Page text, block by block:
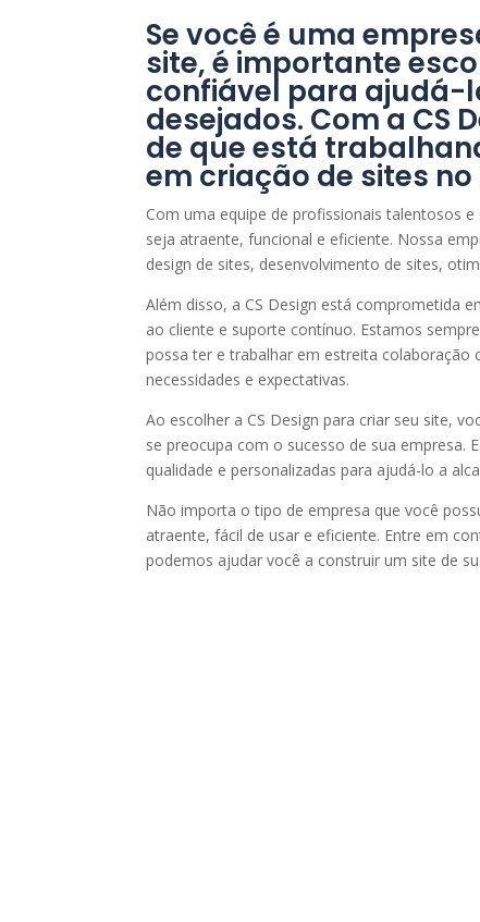
Se você é uma
site, é importante
confiável para ajudá-
desejados. Com a CS
de que está
em criação de sites no
Com uma equipe de profissionais talentosos
seja atraente, funcional e eficiente. Nossa
design de sites, desenvolvimento de sites,
Além disso, a CS Design está comprometida
ao cliente e suporte contínuo. Estamos
possa ter e trabalhar em estreita colaboração
necessidades e expectativas.
Ao escolher a CS Design para criar seu site,
se preocupa com o sucesso de sua empresa.
qualidade e personalizadas para ajudá-lo a
Não importa o tipo de empresa que você
atraente, fácil de usar e eficiente. Entre em
podemos ajudar você a construir um site de